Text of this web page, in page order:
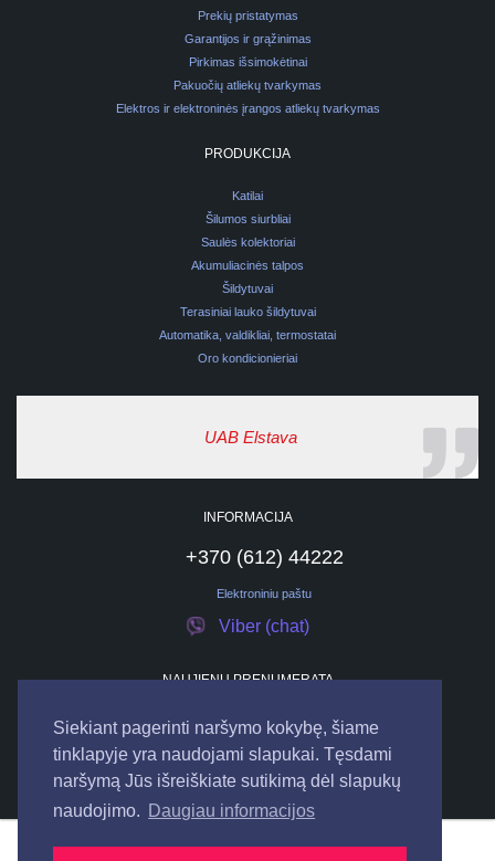
Siekiant pagerinti naršymo kokybę, šiame
tinklapyje yra naudojami slapukai. Tęsdami
naršymą Jūs išreiškiate sutikimą dėl slapukų
naudojimo. Daugiau informacijos
Prekių pristatymas
Garantijos ir grąžinimas
Pirkimas išsimokėtinai
Pakuočių atliekų tvarkymas
Elektros ir elektroninės įrangos atliekų tvarkymas
PRODUKCIJA
Katilai
Šilumos siurbliai
Saulės kolektoriai
Akumuliacinės talpos
Šildytuvai
Terasiniai lauko šildytuvai
Automatika, valdikliai, termostatai
Oro kondicionieriai
UAB Elstava
INFORMACIJA
+370 (612) 44222
Elektroniniu paštu
Viber (chat)
NAUJIENŲ PRENUMERATA